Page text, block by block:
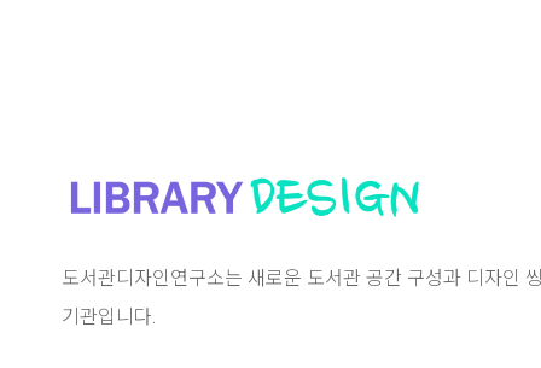
도서관디자인연구소는 새로운 도서관 공간 구성과 디자인
기관입니다.